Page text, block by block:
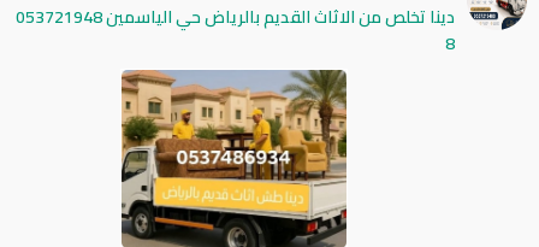
دينا تخلص من الاثاث القديم بالرياض حي الياسمين 053721948
8